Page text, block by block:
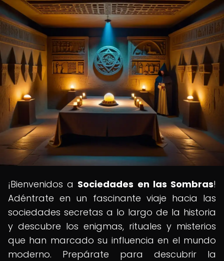
¡Bienvenidos a Sociedades en las Sombras!
Adéntrate en un fascinante viaje hacia las
sociedades secretas a lo largo de la historia
y descubre los enigmas, rituales y misterios
que han marcado su influencia en el mundo
moderno. Prepárate para descubrir la